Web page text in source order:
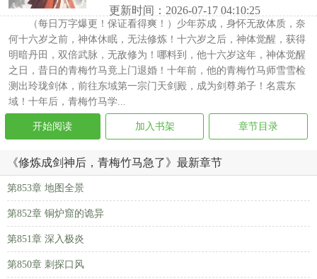
更新时间：2026-07-17 04:10:25
（每日万字爆更！保证看得爽！）少年苏成，身怀无敌体质，奈
何十六岁之前，神体休眠，无法修炼！十六岁之后，神体觉醒，获得
明暗丹田，双倍武脉，无敌修为！哪料到，他十六岁这年，神体觉醒
之日，昔日的青梅竹马竟上门退婚！十年前，他的青梅竹马师雪雪检
测出玲珑剑体，前往东域第一宗门天剑殿，成为剑尊弟子！名震东
域！十年后，青梅竹马学...
开始阅读 加入书架 章节目录
《修炼成剑神后，青梅竹马急了》最新章节
第853章 地图全景
第852章 铜炉窟的诡异
第851章 深入极炎
第850章 刺探口风